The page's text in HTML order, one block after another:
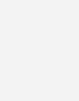
kann es
in jedem Fall
In jedem Fall
Sie